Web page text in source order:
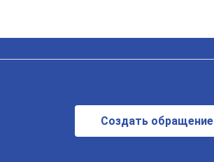
Создать обращение